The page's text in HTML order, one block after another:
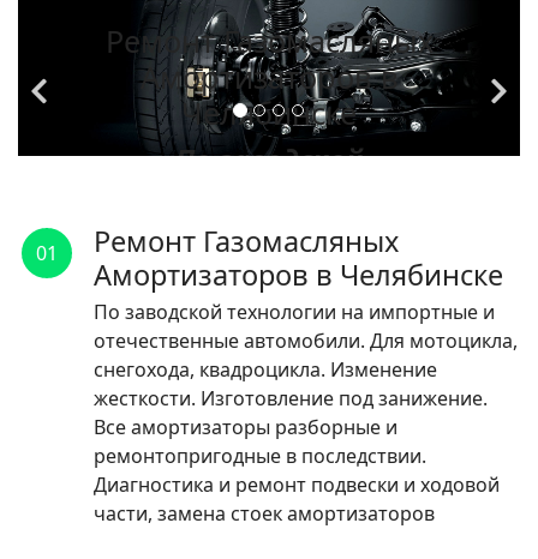
Ремонт Газомасляных
Амортизаторов в
Челябинске
По заводской
импортные и
отечественные
автомобили.
ЧИТАТЬ
01
Ремонт Газомасляных
Амортизаторов в Челябинске
По заводской технологии на импортные и
отечественные автомобили. Для мотоцикла,
снегохода, квадроцикла. Изменение
жесткости. Изготовление под занижение.
Все амортизаторы разборные и
ремонтопригодные в последствии.
Диагностика и ремонт подвески и ходовой
части, замена стоек амортизаторов